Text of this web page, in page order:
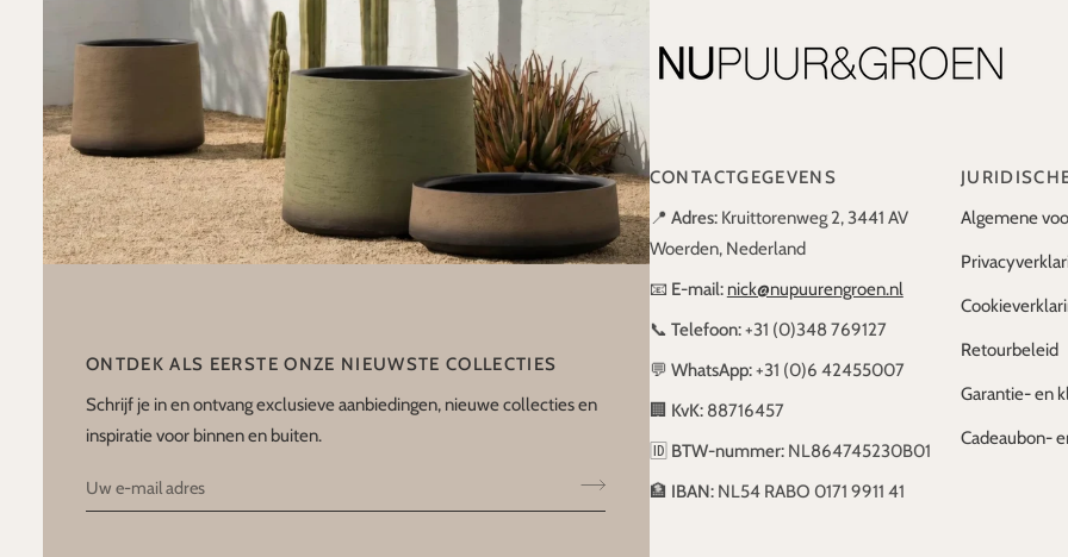
ONTDEK ALS EERSTE ONZE NIEUWSTE COLLECTIES
Schrijf je in en ontvang exclusieve aanbiedingen, nieuwe collecties en
inspiratie voor binnen en buiten.
CONTACTGEGEVENS
📍 Adres:Kruittorenweg 2, 3441 AV
Woerden, Nederland
📧 E-mail: nick@nupuurengroen.nl
📞 Telefoon:+31 (0)348 769127
💬 WhatsApp:+31 (0)6 42455007
🏢 KvK:88716457
🆔 BTW-nummer:NL864745230B01
🏦 IBAN:NL54 RABO 0171 9911 41
Algemene
Retourbeleid
Garantie- en
Cadeaubon-